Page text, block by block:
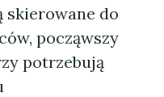
skierowane do
począwszy
potrzebują